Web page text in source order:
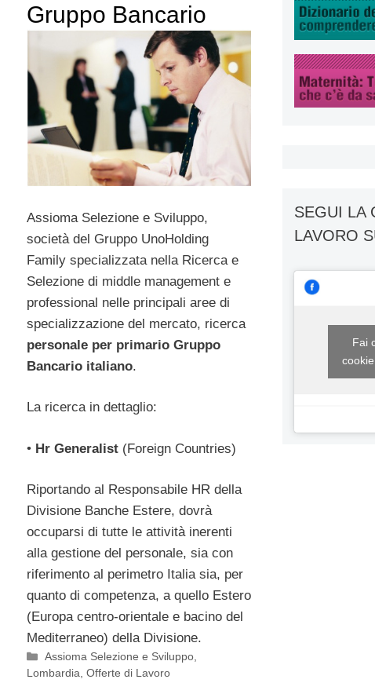
Gruppo Bancario
Assioma Selezione e Sviluppo,
società del Gruppo UnoHolding
Family specializzata nella Ricerca e
Selezione di middle management e
professional nelle principali aree di
specializzazione del mercato, ricerca
personale per primario Gruppo
Bancario italiano.
La ricerca in dettaglio:
• Hr Generalist(Foreign Countries)
Riportando al Responsabile HR della
Divisione Banche Estere, dovrà
occuparsi di tutte le attività inerenti
alla gestione del personale, sia con
riferimento al perimetro Italia sia, per
quanto di competenza, a quello Estero
(Europa centro-orientale e bacino del
Mediterraneo) della Divisione.
Categorie
Assioma Selezione e Sviluppo,
Lombardia, Offerte di Lavoro
SEGUI LA
LAVORO
Fai